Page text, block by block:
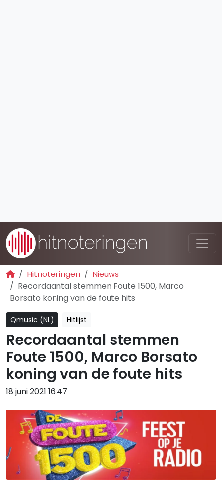
Hitnoteringen
Nieuws
Recordaantal stemmen Foute 1500, Marco
Borsato koning van de foute hits
Qmusic (NL) Hitlijst
Recordaantal stemmen
Foute 1500, Marco Borsato
koning van de foute hits
18 juni 2021 16:47